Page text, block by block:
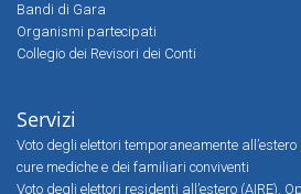
Bandi di Gara
Organismi partecipati
Collegio dei Revisori dei Conti
Servizi
Voto degli elettori temporaneamente
cure mediche e dei familiari conviventi
Voto degli elettori residenti all’estero (AIRE).